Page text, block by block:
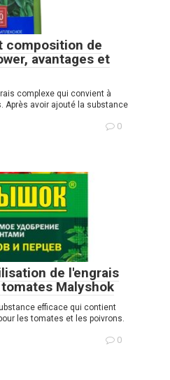
composition de
avantages et
complexe qui convient à
Après avoir ajouté la substance
0
de l'engrais
Malyshok
efficace qui contient
les tomates et les poivrons.
0